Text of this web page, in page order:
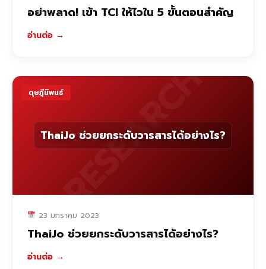
อย่าพลาด! เข้า TCI ให้ไวใน 5 ขั้นตอนสำคัญ
อ่านต่อ →
ดุษฎีนิพนธ์
ThaiJo ช่วยยกระดับวารสารได้อย่างไร?
RESEARCH
23 มกราคม 2023
ThaiJo ช่วยยกระดับวารสารได้อย่างไร?
อ่านต่อ →